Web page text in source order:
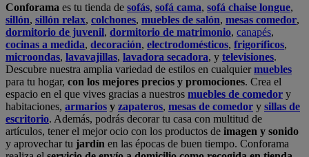
Conforama es tu tienda de sofás, sofá cama, sofá chaise longue,
sillón, sillón relax, colchones, muebles de salón, mesas comedor,
dormitorio de juvenil, dormitorio de matrimonio, canapés,
cocinas a medida, decoración, electrodomésticos, frigoríficos,
microondas, lavavajillas, lavadora secadora, y televisiones.
Descubre nuestra amplia variedad de estilos en cualquiermuebles
para tu hogar, con los mejores precios y promociones. Crea el
espacio en el que vives gracias a nuestros muebles de comedor y
habitaciones, armarios y zapateros, mesas de comedor y sillas de
escritorio. Además, podrás decorar tu casa con multitud de
artículos, tener el mejor ocio con los productos de imagen y sonido
y aprovechar tu jardín en las épocas de buen tiempo. Conforama